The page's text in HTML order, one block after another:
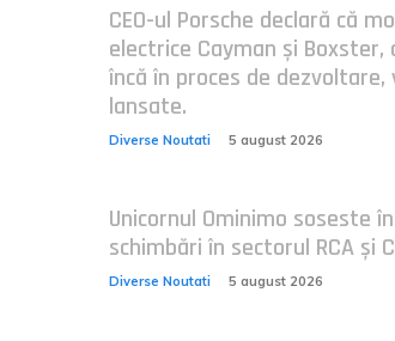
CEO-ul Porsche declară că
electrice Cayman și Boxster,
încă în proces de dezvoltare,
lansate.
Diverse Noutati 5 august 2026
Unicornul Ominimo soseste
schimbări în sectorul RCA și
Diverse Noutati 5 august 2026